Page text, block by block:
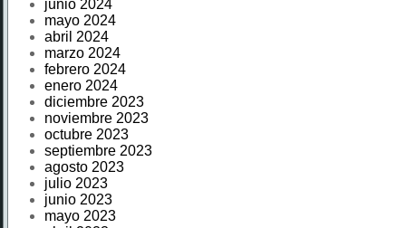
junio 2024
mayo 2024
abril 2024
marzo 2024
febrero 2024
enero 2024
diciembre 2023
noviembre 2023
octubre 2023
septiembre 2023
agosto 2023
julio 2023
junio 2023
mayo 2023